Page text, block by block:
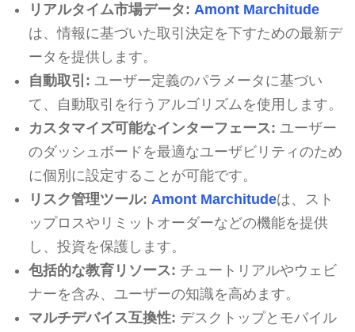
リアルタイム市場データ: Amont Marchitude
は、情報に基づいた取引決定を下すための最新デ
ータを提供します。
自動取引: ユーザー定義のパラメータに基づい
て、自動取引を行うアルゴリズムを使用します。
カスタマイズ可能なインターフェース: ユーザー
のダッシュボードを最適なユーザビリティのため
に個別に設定することが可能です。
リスク管理ツール: Amont Marchitudeは、スト
ップロスやリミットオーダーなどの機能を提供
し、投資を保護します。
包括的な教育リソース: チュートリアルやウェビ
ナーを含み、ユーザーの知識を高めます。
マルチデバイス互換性: デスクトップとモバイル